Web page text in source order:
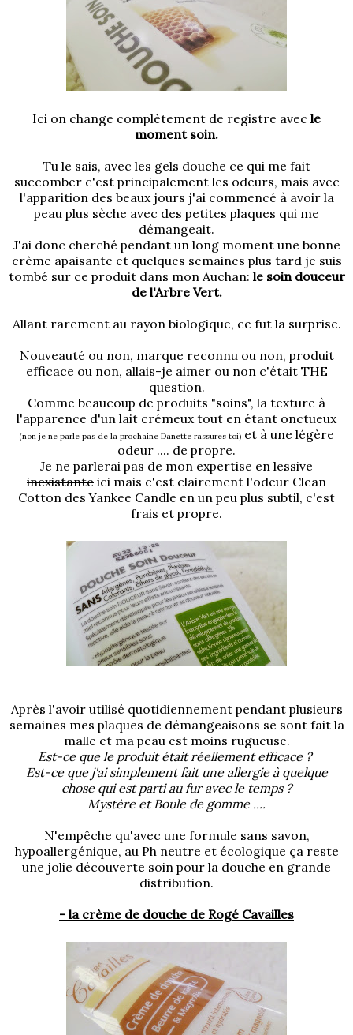
Ici on change complètement de registre avec le
moment soin.
Tu le sais, avec les gels douche ce qui me fait
succomber c'est principalement les odeurs, mais avec
l'apparition des beaux jours j'ai commencé à avoir la
peau plus sèche avec des petites plaques qui me
démangeait.
J'ai donc cherché pendant un long moment une bonne
crème apaisante et quelques semaines plus tard je suis
tombé sur ce produit dans mon Auchan: le soin douceur
de l'Arbre Vert.
Allant rarement au rayon biologique, ce fut la surprise.
Nouveauté ou non, marque reconnu ou non, produit
efficace ou non, allais-je aimer ou non c'était THE
question.
Comme beaucoup de produits "soins", la texture à
l'apparence d'un lait crémeux tout en étant onctueux
(non je ne parle pas de la prochaine Danette rassures toi) et à une légère
odeur .... de propre.
Je ne parlerai pas de mon expertise en lessive
inexistante ici mais c'est clairement l'odeur Clean
Cotton des Yankee Candle en un peu plus subtil, c'est
frais et propre.
Après l'avoir utilisé quotidiennement pendant plusieurs
semaines mes plaques de démangeaisons se sont fait la
malle et ma peau est moins rugueuse.
Est-ce que le produit était réellement efficace ?
Est-ce que j'ai simplement fait une allergie à quelque
chose qui est parti au fur avec le temps ?
Mystère et Boule de gomme ....
N'empêche qu'avec une formule sans savon,
hypoallergénique, au Ph neutre et écologique ça reste
une jolie découverte soin pour la douche en grande
distribution.
- la crème de douche de Rogé Cavailles